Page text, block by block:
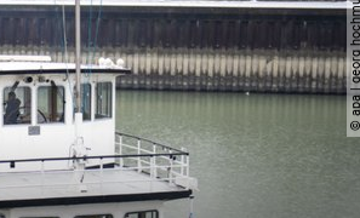
© apa |